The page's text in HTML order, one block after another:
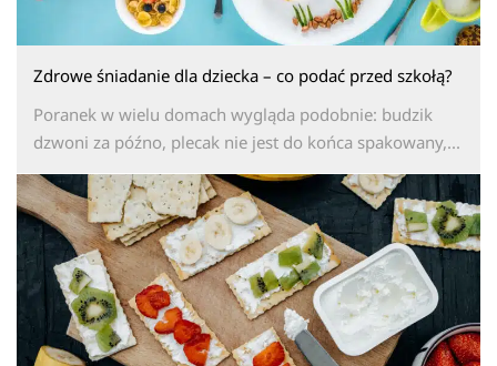
Zdrowe śniadanie dla dziecka – co podać przed szkołą?
Poranek w wielu domach wygląda podobnie: budzik
dzwoni za późno, plecak nie jest do końca spakowany,...